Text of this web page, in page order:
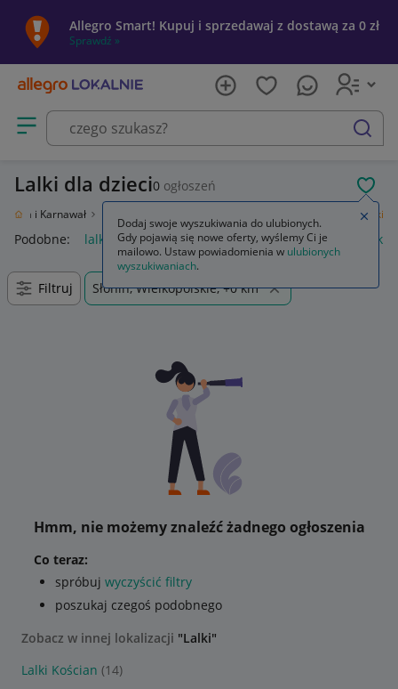
Allegro Smart! Kupuj i sprzedawaj z dostawą za 0 zł
Sprawdź »
Otwórz menu z kategoriami
szukaj
Lalki dla dzieci0 ogłoszeń
Święta i Karnawał Lalki
Podobne: lalki huntrix lalki huntrix lalki śpiewające lalki
Filtruj Słonin, Wielkopolskie, +0 km
Hmm, nie możemy znaleźć żadnego ogłoszenia
Co teraz:
spróbuj wyczyścić filtry
poszukaj czegoś podobnego
Zobacz w innej lokalizacji "Lalki"
Lalki Kościan (14)
Dodaj swoje wyszukiwania do ulubionych.
Gdy pojawią się nowe oferty, wyślemy Ci je
mailowo. Ustaw powiadomienia w ulubionych
wyszukiwaniach.